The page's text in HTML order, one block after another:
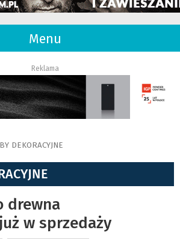
Menu
Reklama
DEKORACYJNE
drewna
w sprzedaży